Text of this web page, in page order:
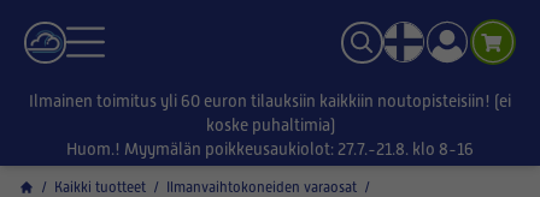
Ilmainen toimitus yli 60 euron tilauksiin kaikkiin noutopisteisiin! (ei
koske puhaltimia)
Huom.! Myymälän poikkeusaukiolot: 27.7.-21.8. klo 8-16
/ Kaikki tuotteet / Ilmanvaihtokoneiden varaosat /